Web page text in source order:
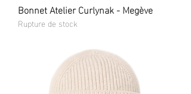
Bonnet Atelier Curlynak - Megève
Rupture de stock